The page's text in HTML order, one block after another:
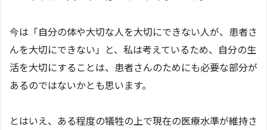
今は「自分の体や大切な人を大切にできない人が、患者さ
んを大切にできない」と、私は考えているため、自分の生
活を大切にすることは、患者さんのためにも必要な部分が
あるのではないかとも思います。
とはいえ、ある程度の犠牲の上で現在の医療水準が維持さ